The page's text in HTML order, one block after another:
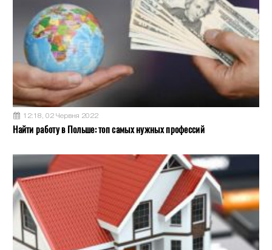
12:18, 02 Червня 2022
Найти работу в Польше: топ самых нужных профессий